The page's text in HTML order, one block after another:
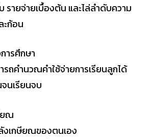
รายจ่ายเบื้องต้น และไล่ลำดับความ
ก้อน
ารศึกษา
ถคำนวณคำใช้จ่ายการเรียนลูกได้
นเรียนจบ
ยณ
งเกษียณของตนเอง